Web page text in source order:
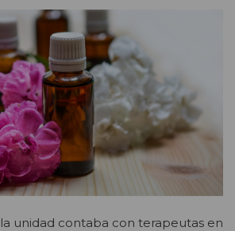
unidad contaba con terapeutas en